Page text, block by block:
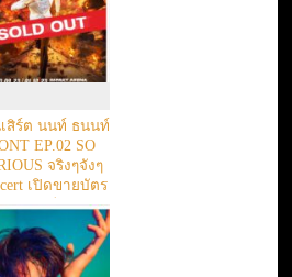
สิร์ต นนท์ ธนนท์
EP.02 SO
จริงๆจังๆ
เปิดขายบัตร
ง 9 นาที SOLD
อย่างรวดเร็ว